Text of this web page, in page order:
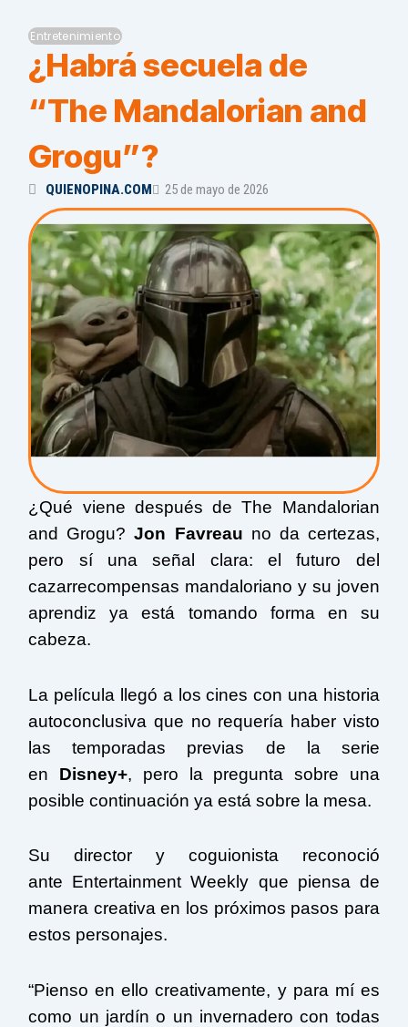
Entretenimiento
¿Habrá secuela de
“The Mandalorian and
Grogu”?
QUIENOPINA.COM 25 de mayo de 2026
¿Qué viene después de The Mandalorian
and Grogu?Jon Favreau no da certezas,
pero sí una señal clara: el futuro del
cazarrecompensas mandaloriano y su joven
aprendiz ya está tomando forma en su
cabeza.
La película llegó a los cines con una historia
autoconclusiva que no requería haber visto
las temporadas previas de la serie
en Disney+, pero la pregunta sobre una
posible continuación ya está sobre la mesa.
Su director y coguionista reconoció
ante Entertainment Weekly que piensa de
manera creativa en los próximos pasos para
estos personajes.
“Pienso en ello creativamente, y para mí es
como un jardín o un invernadero con todas